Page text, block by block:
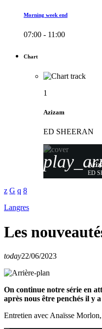
Morning week end
07:00 - 11:00
Chart
1
Azizam
ED SHEERAN
ED
Langres
Les
today22/06/2023
On continue notre série en
après nous être penchés il y
Entretien avec Anaïsse